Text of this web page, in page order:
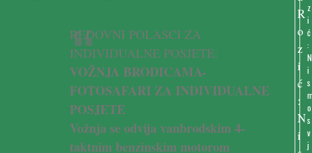
REDOVNI POLASCI ZA
INDIVIDUALNE POSJETE:
VOŽNJA BRODICAMA-
FOTOSAFARI ZA INDIVIDUALNE
POSJETE
Vožnja se odvija vanbrodskim 4-
taktnim benzinskim motorom
z
i
ć
:
N
i
s
o
s
v
j